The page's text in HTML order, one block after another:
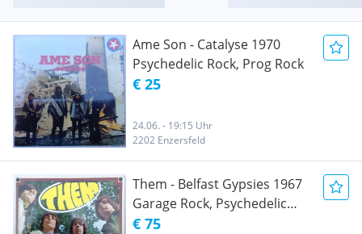
Ame Son - Catalyse 1970
Psychedelic Rock, Prog Rock
€ 25
24.06. - 19:15 Uhr
2202 Enzersfeld
Them - Belfast Gypsies 1967
Garage Rock, Psychedelic
Rock
€ 75